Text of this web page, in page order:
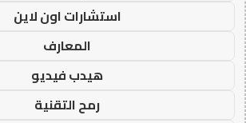
استشارات اون لاين
المعارف
هيدب فيديو
رمح التقنية